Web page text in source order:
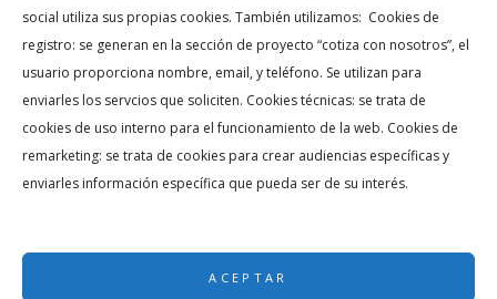
social utiliza sus propias cookies. También utilizamos: Cookies de
registro: se generan en la sección de proyecto “cotiza con nosotros”, el
usuario proporciona nombre, email, y teléfono. Se utilizan para
enviarles los servcios que soliciten. Cookies técnicas: se trata de
cookies de uso interno para el funcionamiento de la web. Cookies de
remarketing: se trata de cookies para crear audiencias específicas y
enviarles información específica que pueda ser de su interés.
ACEPTAR
PORQUE INVERTIR EN MIAMI
TU CASA EN LA FLORIDA VISA EB-5
VISA INVERSIONISTA VISA USA